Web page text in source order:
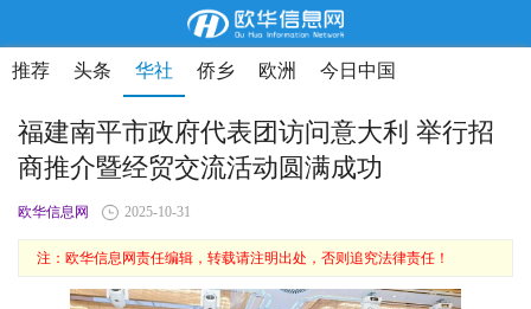
推荐 头条 华社 侨乡 欧洲 今日中国
福建南平市政府代表团访问意大利 举行招
商推介暨经贸交流活动圆满成功
欧华信息网 2025-10-31
注：欧华信息网责任编辑，转载请注明出处，否则追究法律责任！